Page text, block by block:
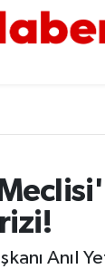
Anıl
Haritası
ve